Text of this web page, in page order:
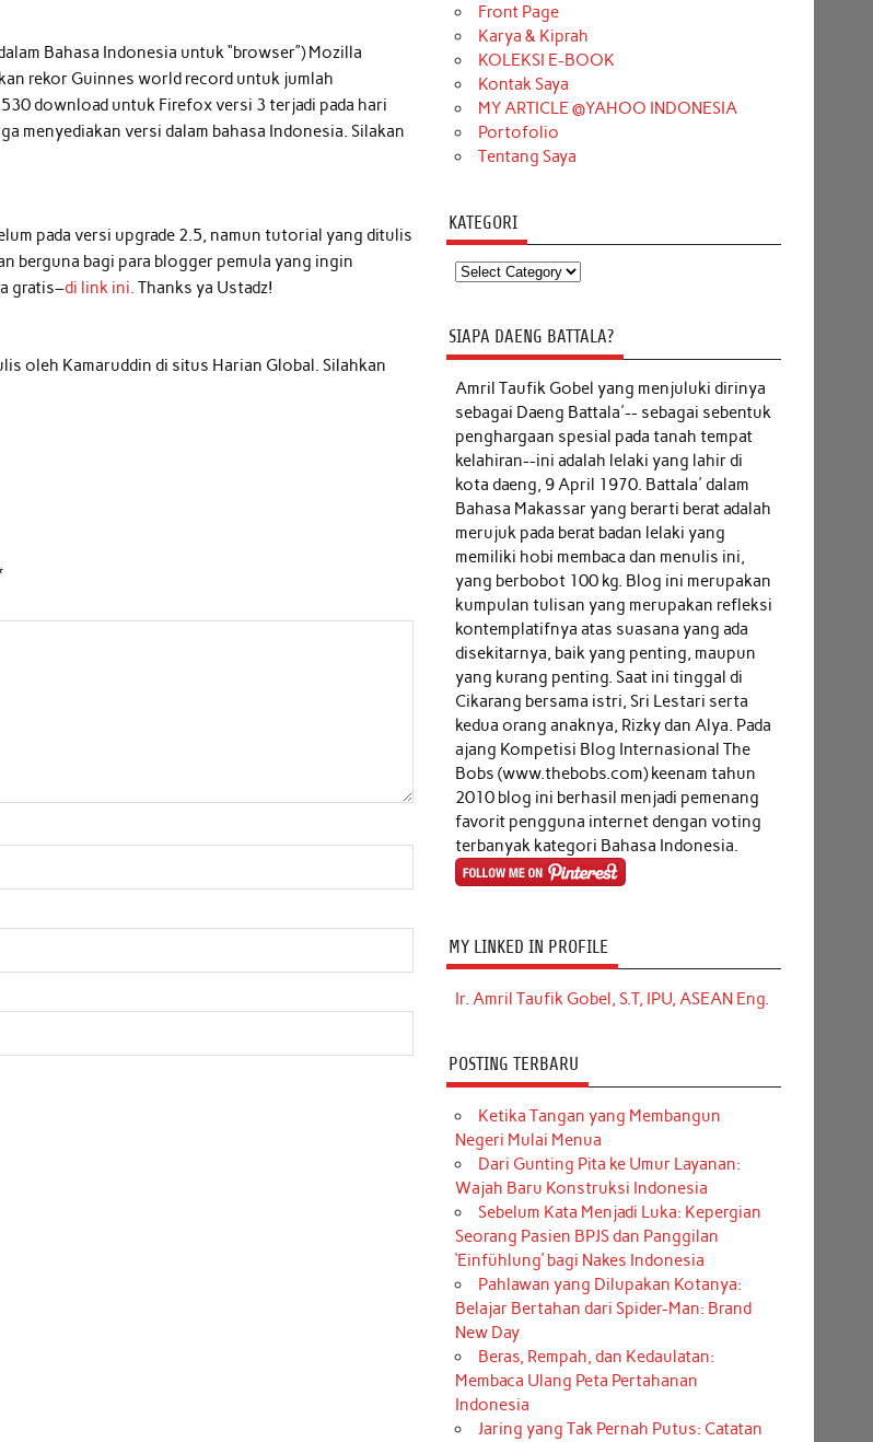
Bahasa Indonesia untuk “browser”) Mozilla
rekor Guinnes world record untuk jumlah
download untuk Firefox versi 3 terjadi pada hari
menyediakan versi dalam bahasa Indonesia. Silakan
pada versi upgrade 2.5, namun tutorial yang ditulis
berguna bagi para blogger pemula yang ingin
gratis–di link ini. Thanks ya Ustadz!
oleh Kamaruddin di situs Harian Global. Silahkan
Front Page
Karya & Kiprah
KOLEKSI E-BOOK
Kontak Saya
MY ARTICLE @YAHOO INDONESIA
Portofolio
Tentang Saya
KATEGORI
Kategori
SIAPA DAENG BATTALA?
Amril Taufik Gobel yang menjuluki dirinya
sebagai Daeng Battala'-- sebagai sebentuk
penghargaan spesial pada tanah tempat
kelahiran--ini adalah lelaki yang lahir di
kota daeng, 9 April 1970. Battala' dalam
Bahasa Makassar yang berarti berat adalah
merujuk pada berat badan lelaki yang
memiliki hobi membaca dan menulis ini,
yang berbobot 100 kg. Blog ini merupakan
kumpulan tulisan yang merupakan refleksi
kontemplatifnya atas suasana yang ada
disekitarnya, baik yang penting, maupun
yang kurang penting. Saat ini tinggal di
Cikarang bersama istri, Sri Lestari serta
kedua orang anaknya, Rizky dan Alya. Pada
ajang Kompetisi Blog Internasional The
Bobs (www.thebobs.com) keenam tahun
2010 blog ini berhasil menjadi pemenang
favorit pengguna internet dengan voting
terbanyak kategori Bahasa Indonesia.
MY LINKED IN PROFILE
Ir. Amril Taufik Gobel, S.T, IPU, ASEAN Eng.
POSTING TERBARU
Ketika Tangan yang Membangun
Negeri Mulai Menua
Dari Gunting Pita ke Umur Layanan:
Wajah Baru Konstruksi Indonesia
Sebelum Kata Menjadi Luka: Kepergian
Seorang Pasien BPJS dan Panggilan
‘Einfühlung’ bagi Nakes Indonesia
Pahlawan yang Dilupakan Kotanya:
Belajar Bertahan dari Spider-Man: Brand
New Day
Beras, Rempah, dan Kedaulatan:
Membaca Ulang Peta Pertahanan
Indonesia
Jaring yang Tak Pernah Putus: Catatan